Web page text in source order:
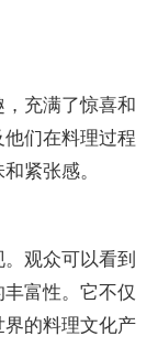
，充满了惊喜和
们在料理过程
紧张感。
观众可以看到
富性。它不仅
的料理文化产